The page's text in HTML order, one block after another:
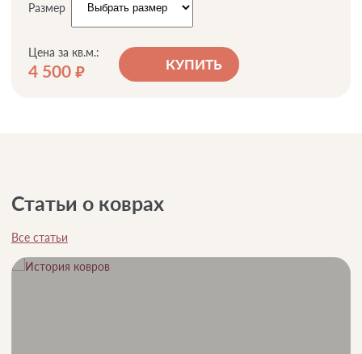
Размер
Цена за кв.м.:
4 500 руб. КУПИТЬ
Статьи о коврах
Все статьи